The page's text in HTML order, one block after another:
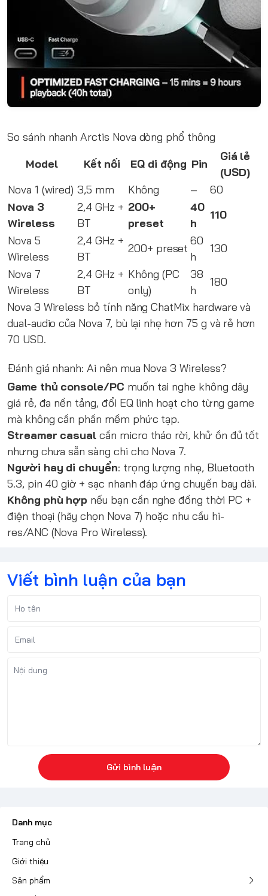
So sánh nhanh Arctis Nova dòng phổ thông
Model
Kết nối EQ di động Pin
Giá lẻ
(USD)
Nova 1 (wired) 3,5 mm Không –
60
Nova 3
Wireless
2,4 GHz +
BT
200+
preset
40
h
110
Nova 5
Wireless
2,4 GHz +
BT
200+ preset
60
h
130
Nova 7
Wireless
2,4 GHz +
BT
Không (PC
only)
38
h
180
Nova 3 Wireless bỏ tính năng ChatMix hardware và
dual-audio của Nova 7, bù lại nhẹ hơn 75 g và rẻ hơn
70 USD.
Đánh giá nhanh: Ai nên mua Nova 3 Wireless?
Game thủ console/PC muốn tai nghe không dây
giá rẻ, đa nền tảng, đổi EQ linh hoạt cho từng game
mà không cần phần mềm phức tạp.
Streamer casual cần micro tháo rời, khử ồn đủ tốt
nhưng chưa sẵn sàng chi cho Nova 7.
Người hay di chuyển: trọng lượng nhẹ, Bluetooth
5.3, pin 40 giờ + sạc nhanh đáp ứng chuyến bay dài.
Không phù hợp nếu bạn cần nghe đồng thời PC +
điện thoại (hãy chọn Nova 7) hoặc nhu cầu hi-
res/ANC (Nova Pro Wireless).
Viết bình luận của bạn
Gửi bình luận
Danh mục
Trang chủ
Giới thiệu
Sản phẩm